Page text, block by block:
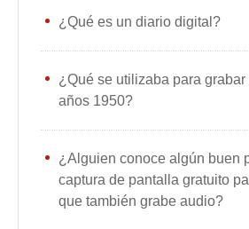
¿Qué es un diario digital?
¿Qué se utilizaba para
años 1950?
¿Alguien conoce algún buen
captura de pantalla gratuito
que también grabe audio?